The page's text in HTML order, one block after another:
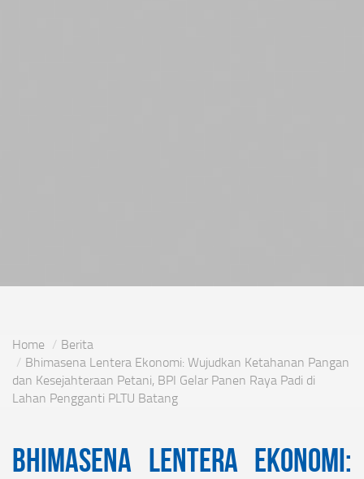
Home
Berita
Bhimasena Lentera Ekonomi: Wujudkan Ketahanan Pangan
dan Kesejahteraan Petani, BPI Gelar Panen Raya Padi di
Lahan Pengganti PLTU Batang
Bhimasena Lentera Ekonomi: